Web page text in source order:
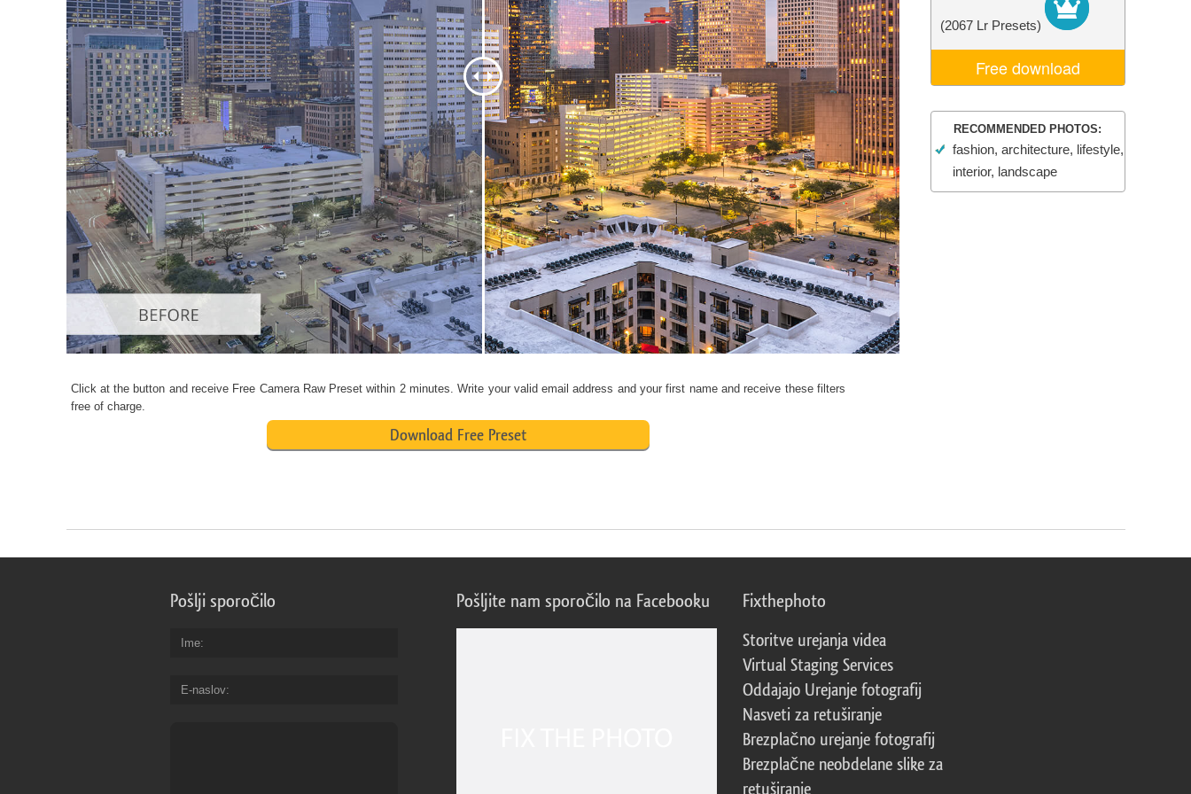
Urejanje fotografij izdelka Urejanje fotografij nakita Podatki za usposabljanje AI Video Editing Services(2067 Lr Presets)
Free download
RECOMMENDED PHOTOS:
fashion, architecture, lifestyle,
interior, landscape
Click at the button and receive Free Camera Raw Preset within 2 minutes. Write your valid email address and your first name and receive these filters
free of charge.
Download Free Preset
Pošlji sporočilo
Ime
E-naslov
Pošljite nam sporočilo na Facebooku Fixthephoto
Storitve urejanja videa
Virtual Staging Services
Oddajajo Urejanje fotografij
Nasveti za retuširanje
Brezplačno urejanje fotografij
Brezplačne neobdelane slike za
retuširanje